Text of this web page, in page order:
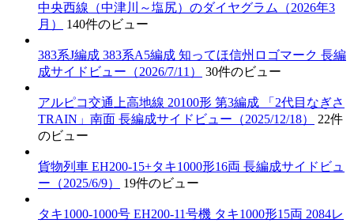
中央西線（中津川～塩尻）のダイヤグラム（2026年3
月）
140件のビュー
383系J編成 383系A5編成 知ってほ信州ロゴマーク 長編
成サイドビュー（2026/7/11）
30件のビュー
アルピコ交通上高地線 20100形 第3編成 「2代目なぎさ
TRAIN」南面 長編成サイドビュー（2025/12/18）
22件
のビュー
貨物列車 EH200-15+タキ1000形16両 長編成サイドビュ
ー（2025/6/9）
19件のビュー
タキ1000-1000号 EH200-11号機 タキ1000形15両 2084レ